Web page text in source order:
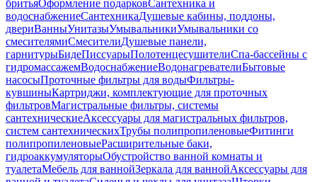
бритьяОформление подарковСантехника и
водоснабжениеСантехникаДушевые кабины, поддоны,
двериВанныУнитазыУмывальникиУмывальники со
смесителямиСмесителиДушевые панели,
гарнитурыБидеПиссуарыПолотенцесушителиСпа-бассейны с
гидромассажемВодоснабжениеВодонагревателиБытовые
насосыПроточные фильтры для водыФильтры-
кувшиныКартриджи, комплектующие для проточных
фильтровМагистральные фильтры, системы
сантехническиеАксессуары для магистральных фильтров,
систем сантехническихТрубы полипропиленовыеФитинги
полипропиленовыеРасширительные баки,
гидроаккумуляторыОбустройство ванной комнаты и
туалетаМебель для ваннойЗеркала для ваннойАксессуары для